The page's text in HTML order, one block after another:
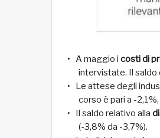
A maggio i costi di
intervistate. Il saldo
Le attese degli
corso è pari a -
Il saldo relativo alla
(-3,8% da -3,7%).